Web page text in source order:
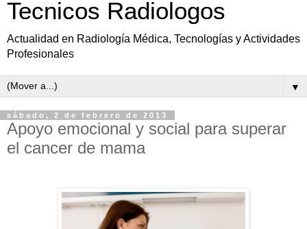
Tecnicos Radiologos
Actualidad en Radiología Médica, Tecnologías y Actividades
Profesionales
▼
sábado, 2 de febrero de 2013
Apoyo emocional y social para superar
el cancer de mama